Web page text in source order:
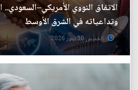
الاتفاق النووي الأمريكي–السعودي..
وتداعياته في الشرق الأوسط
الخميس 30 تموز 2026